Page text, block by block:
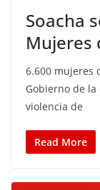
Soacha
Mujeres
6.600 mujeres
Gobierno de
violencia de
Read More